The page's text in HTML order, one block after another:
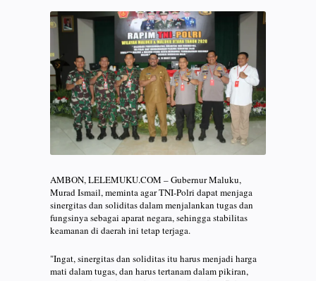
AMBON, LELEMUKU.COM – Gubernur Maluku,
Murad Ismail, meminta agar TNI-Polri dapat menjaga
sinergitas dan soliditas dalam menjalankan tugas dan
fungsinya sebagai aparat negara, sehingga stabilitas
keamanan di daerah ini tetap terjaga.
"Ingat, sinergitas dan soliditas itu harus menjadi harga
mati dalam tugas, dan harus tertanam dalam pikiran,